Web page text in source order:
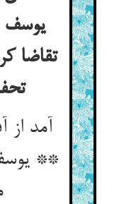
یوسف
تقاضا
تحفه و ارمغان‌‌
آمد از
**
میهمان‌‌